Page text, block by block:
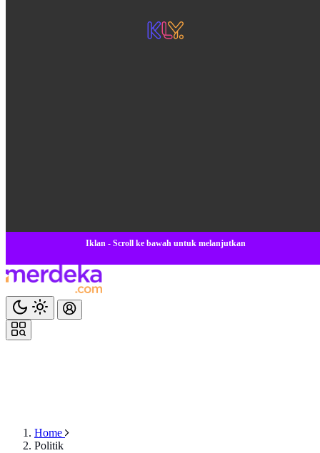
Iklan - Scroll ke bawah untuk melanjutkan
Home
Politik